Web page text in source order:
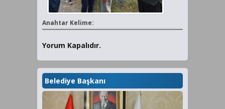
Anahtar Kelime:
Yorum Kapalıdır.
Belediye Başkanı